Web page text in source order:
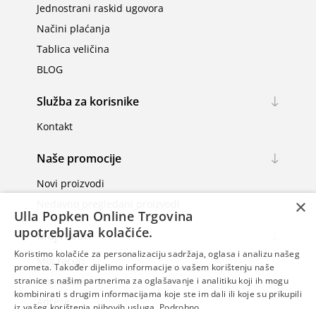
Jednostrani raskid ugovora
Načini plaćanja
Tablica veličina
BLOG
Služba za korisnike
Kontakt
Naše promocije
Novi proizvodi
Moj račun
Moj račun
Narudžbe
Adrese
×
Ulla Popken Online Trgovina
upotrebljava kolačiće.
Koristimo kolačiće za personalizaciju sadržaja, oglasa i analizu našeg
prometa. Također dijelimo informacije o vašem korištenju naše
stranice s našim partnerima za oglašavanje i analitiku koji ih mogu
kombinirati s drugim informacijama koje ste im dali ili koje su prikupili